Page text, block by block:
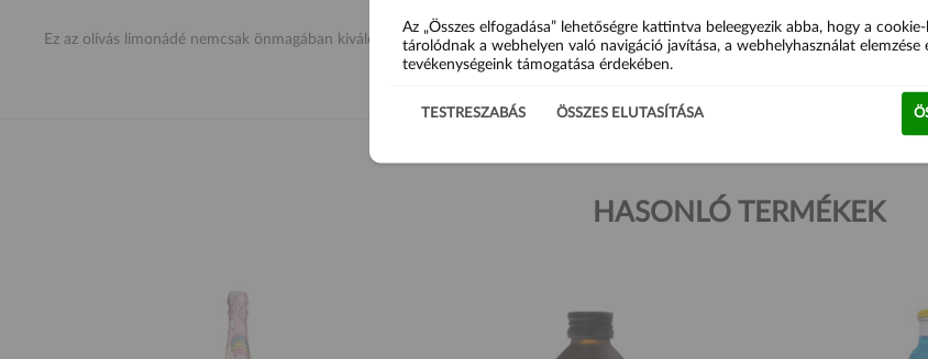
Ez az olívás limonádé nemcsak önmagában kiváló, hanem különleges kiegészítője lehet gasztronómiai párosításoknak vagy
HASONLÓ TERMÉKEK
Az „Összes elfogadása” lehetőségre kattintva beleegyezik abba, hogy a
tárolódnak a webhelyen való navigáció javítása, a webhelyhasználat elemzése
tevékenységeink támogatása érdekében.
TESTRESZABÁS ÖSSZES ELUTASÍTÁSA